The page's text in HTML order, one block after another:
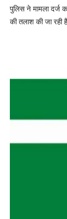
पुलिस ने मामला दर्ज
की तलाश की जा रही